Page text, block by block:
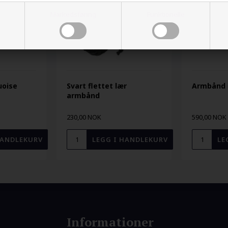
Svart flettet lær
armbånd
230,00 NOK 590,00 NOK
Informationer